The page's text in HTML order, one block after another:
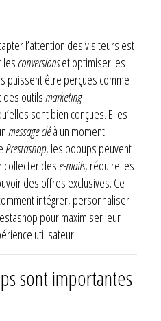
l’attention des visiteurs est
les conversionset optimiser les
puissent être perçues comme
des outils marketing
sont bien conçues. Elles
message cléà un moment
Prestashop, les popups peuvent
collecter des e-mails, réduire les
des offres exclusives. Ce
intégrer, personnaliser
pour maximiser leur
utilisateur.
sont importantes